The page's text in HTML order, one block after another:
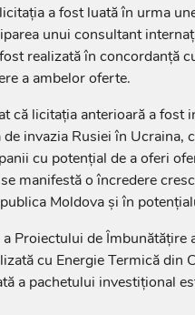
a fost luată în urma
unui consultant
realizată în concordanță
a ambelor oferte.
că licitația anterioară a fost
invazia Rusiei în Ucraina,
cu potențial de a oferi
manifestă o încredere
Moldova și în
Proiectului de Îmbunătățire
cu Energie Termică din
a pachetului investițional